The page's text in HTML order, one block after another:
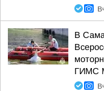
В
ГИМС